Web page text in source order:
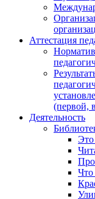
Аттестация
(первой,
Деятельность
Это
Что